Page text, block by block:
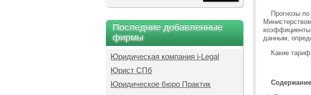
Последние добавленные
фирмы
Юридическая компания i-Legal
Юрист СПб
Юридическое бюро Практик
Прогнозы
коэффициенты
данным,
Какие